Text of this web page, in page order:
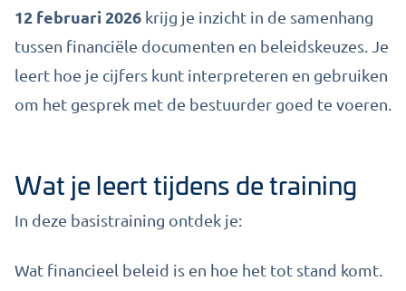
12 februari 2026 krijg je inzicht in de samenhang
tussen financiële documenten en beleidskeuzes. Je
leert hoe je cijfers kunt interpreteren en gebruiken
om het gesprek met de bestuurder goed te voeren.
Wat je leert tijdens de training
In deze basistraining ontdek je:
Wat financieel beleid is en hoe het tot stand komt.